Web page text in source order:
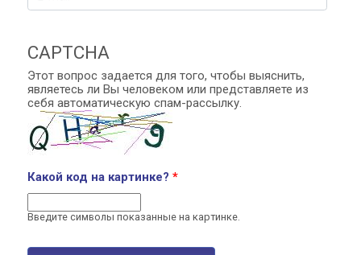
CAPTCHA
Этот вопрос задается для того, чтобы выяснить,
являетесь ли Вы человеком или представляете из
себя автоматическую спам-рассылку.
Какой код на картинке? *
Введите символы показанные на картинке.